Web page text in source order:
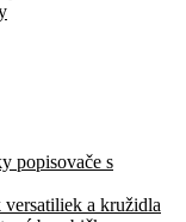
popisovače s
a kružidla